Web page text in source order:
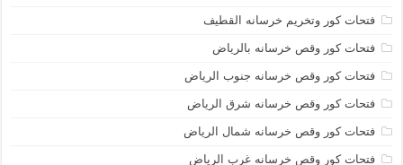
فتحات كور وتخريم خرسانه القطيف
فتحات كور وقص خرسانه بالرياض
فتحات كور وقص خرسانه جنوب الرياض
فتحات كور وقص خرسانه شرق الرياض
فتحات كور وقص خرسانه شمال الرياض
فتحات كور وقص خرسانه غرب الرياض